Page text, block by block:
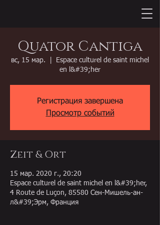
Quator Cantiga
вс, 15 мар.
Espace culturel de saint michel
en l&#39;her
Регистрация завершена
Просмотр событий
Zeit & Ort
15 мар. 2020 г., 20:20
Espace culturel de saint michel en l&#39;her,
4 Route de Luçon, 85580 Сен-Мишель-ан-
л&#39;Эрм, Франция